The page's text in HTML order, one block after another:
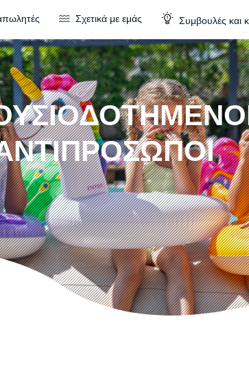
Σχετικά με εμάς Συμβουλές και